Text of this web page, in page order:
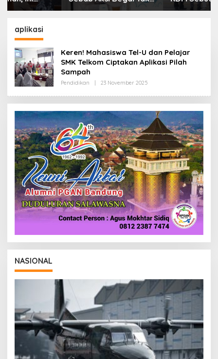
Boleh Hanya Dikaitkan
Kebutuhan Dasar
aplikasi
Keren! Mahasiswa Tel-U dan Pelajar
SMK Telkom Ciptakan Aplikasi Pilah
Sampah
Pendidikan 23 November 2025
E
H
R
D
K
I
NASIONAL